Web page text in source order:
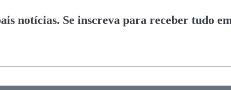
notícias. Se inscreva para receber tudo